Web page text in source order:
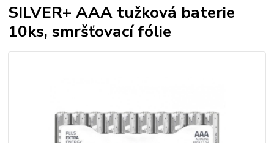
SILVER+ AAA tužková baterie
10ks, smršťovací fólie